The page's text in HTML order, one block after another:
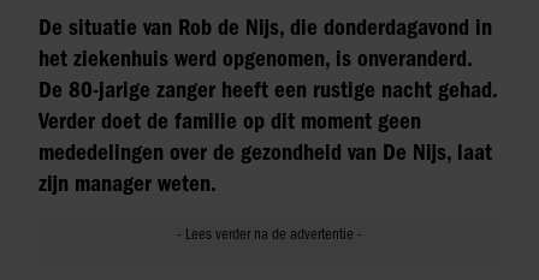
De situatie van Rob de Nijs, die donderdagavond in
het ziekenhuis werd opgenomen, is onveranderd.
De 80-jarige zanger heeft een rustige nacht gehad.
Verder doet de familie op dit moment geen
mededelingen over de gezondheid van De Nijs, laat
zijn manager weten.